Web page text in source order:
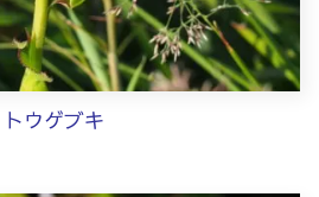
トウゲブキ